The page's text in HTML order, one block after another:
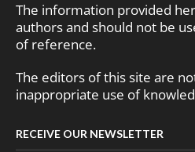
The information provided
authors and should not be
of reference.
The editors of this site are
inappropriate use of
RECEIVE OUR NEWSLETTER